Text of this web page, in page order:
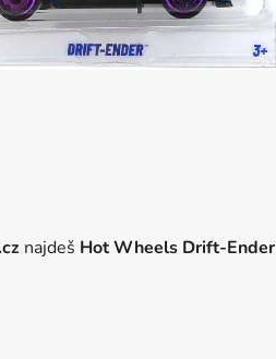
najdeš Hot Wheels Drift-Ender